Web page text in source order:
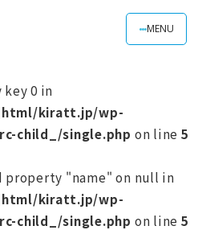
MENU
0 in
kiratt.jp/wp-
child_/single.php on line 5
"name" on null in
kiratt.jp/wp-
child_/single.php on line 5